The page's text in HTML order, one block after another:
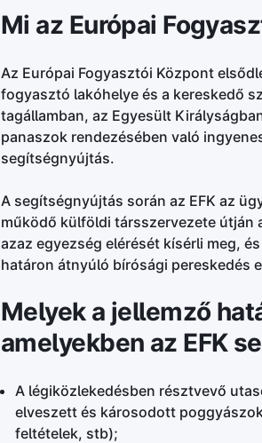
Mi az Európai
Az Európai Fogyasztói Központ
fogyasztó lakóhelye és a kereskedő
tagállamban, az Egyesült
panaszok rendezésében való
segítségnyújtás.
A segítségnyújtás során az EFK az
működő külföldi társszervezete útján
azaz egyezség elérését kísérli meg,
határon átnyúló bírósági pereskedés
Melyek a jellemző
amelyekben az EFK
A légiközlekedésben résztvevő
elveszett és károsodott
feltételek, stb);